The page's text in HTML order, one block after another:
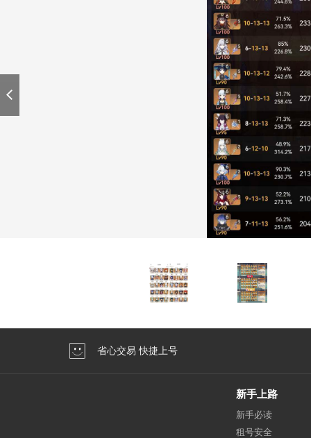
省心交易 快捷上号
新手上路
新手必读
租号安全